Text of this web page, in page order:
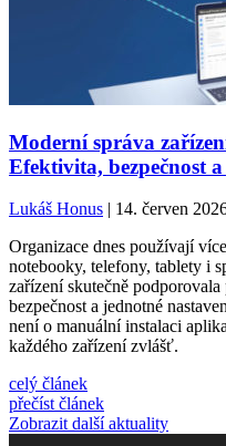
Moderní správa
Efektivita, bezpečnost a
Lukáš Honus| 14. červen 2026
Organizace dnes používají
notebooky, telefony, tablety i
zařízení skutečně podporovala
bezpečnost a jednotné
není o manuální instalaci
každého zařízení zvlášť.
celý článek
přečíst článek
Zobrazit další aktuality